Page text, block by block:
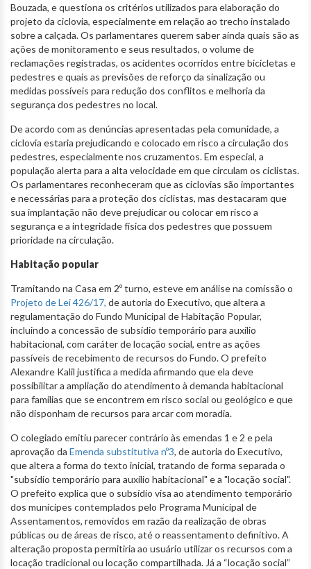
Bouzada, e questiona os critérios utilizados para elaboração do
projeto da ciclovia, especialmente em relação ao trecho instalado
sobre a calçada. Os parlamentares querem saber ainda quais são as
ações de monitoramento e seus resultados, o volume de
reclamações registradas, os acidentes ocorridos entre bicicletas e
pedestres e quais as previsões de reforço da sinalização ou
medidas possíveis para redução dos conflitos e melhoria da
segurança dos pedestres no local.
De acordo com as denúncias apresentadas pela comunidade, a
ciclovia estaria prejudicando e colocado em risco a circulação dos
pedestres, especialmente nos cruzamentos. Em especial, a
população alerta para a alta velocidade em que circulam os ciclistas.
Os parlamentares reconheceram que as ciclovias são importantes
e necessárias para a proteção dos ciclistas, mas destacaram que
sua implantação não deve prejudicar ou colocar em risco a
segurança e a integridade física dos pedestres que possuem
prioridade na circulação.
Habitação popular
Tramitando na Casa em 2º turno, esteve em análise na comissão o
Projeto de Lei 426/17, de autoria do Executivo, que altera a
regulamentação do Fundo Municipal de Habitação Popular,
incluindo a concessão de subsídio temporário para auxílio
habitacional, com caráter de locação social, entre as ações
passíveis de recebimento de recursos do Fundo. O prefeito
Alexandre Kalil justifica a medida afirmando que ela deve
possibilitar a ampliação do atendimento à demanda habitacional
para famílias que se encontrem em risco social ou geológico e que
não disponham de recursos para arcar com moradia.
O colegiado emitiu parecer contrário às emendas 1 e 2 e pela
aprovação da Emenda substitutiva nº3, de autoria do Executivo,
que altera a forma do texto inicial, tratando de forma separada o
"subsídio temporário para auxílio habitacional" e a "locação social".
O prefeito explica que o subsídio visa ao atendimento temporário
dos munícipes contemplados pelo Programa Municipal de
Assentamentos, removidos em razão da realização de obras
públicas ou de áreas de risco, até o reassentamento definitivo. A
alteração proposta permitiria ao usuário utilizar os recursos com a
locação tradicional ou locação compartilhada. Já a “locação social”